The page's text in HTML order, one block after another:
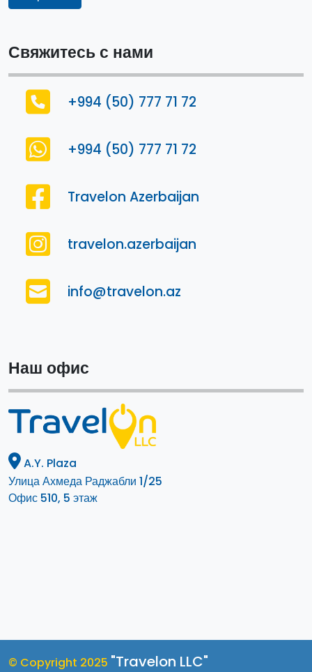
Свяжитесь с нами
+994 (50) 777 71 72
+994 (50) 777 71 72
Travelon Azerbaijan
travelon.azerbaijan
info@travelon.az
Наш офис
A.Y. Plaza
Улица Ахмеда Раджабли 1/25
Офис 510, 5 этаж
© Copyright 2025 "Travelon LLC"